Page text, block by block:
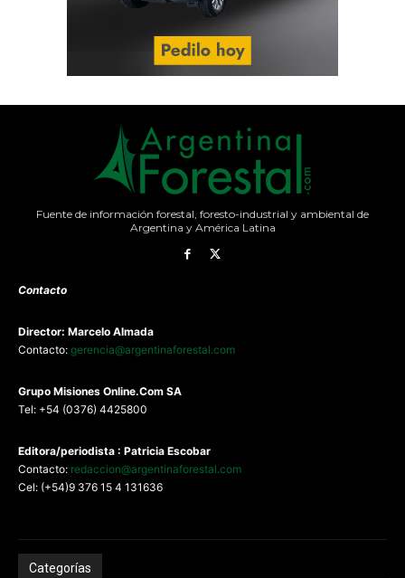
Fuente de información forestal, foresto-industrial y ambiental de
Argentina y América Latina
Contacto
Director: Marcelo Almada
Contacto: gerencia@argentinaforestal.com
Grupo Misiones Online.Com SA
Tel: +54 (0376) 4425800
Editora/periodista : Patricia Escobar
Contacto: redaccion@argentinaforestal.com
Cel: (+54)9 376 15 4 131636
Categorías